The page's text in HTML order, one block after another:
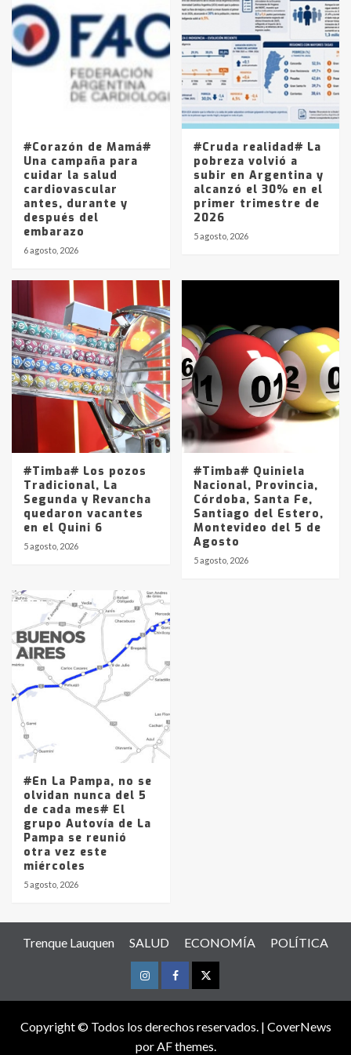
4
Accidente en Ruta 5: falleció un
joven de Trenque Lauquen
Los precios de los combustibles en
La Pampa, desde YPF hasta Axion
entre 857 a 1338 pesos
#Corazón de Mamá#
Una campaña para
cuidar la salud
cardiovascular
antes, durante y
después del
embarazo
6 agosto, 2026
#Cruda realidad# La
pobreza volvió a
subir en Argentina y
alcanzó el 30% en el
primer trimestre de
2026
5 agosto, 2026
#Timba# Los pozos
Tradicional, La
Segunda y Revancha
quedaron vacantes
en el Quini 6
5 agosto, 2026
#Timba# Quiniela
Nacional, Provincia,
Córdoba, Santa Fe,
Santiago del Estero,
Montevideo del 5 de
Agosto
5 agosto, 2026
#En La Pampa, no se
olvidan nunca del 5
de cada mes# El
grupo Autovía de La
Pampa se reunió
otra vez este
miércoles
5 agosto, 2026
Trenque Lauquen SALUD ECONOMÍA POLÍTICA
InstagramFacebookTwitter
Copyright © Todos los derechos reservados. | CoverNews
por AF themes.